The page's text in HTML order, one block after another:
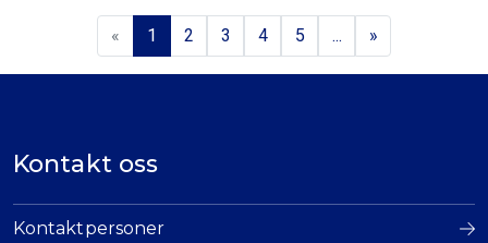
« 1 2 3 4 5 ... »
Kontakt oss
Kontaktpersoner